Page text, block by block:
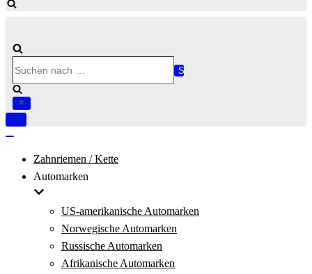
nach …
Navigation
Zahnriemen / Kette
Automarken
US-amerikanische Automarken
Norwegische Automarken
Russische Automarken
Afrikanische Automarken